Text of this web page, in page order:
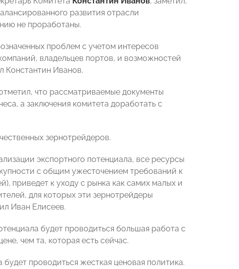
развития отрасли
не проработаны.
проблем с учетом интересов
владельцев портов, и возможностей
Константин Иванов.
что рассматриваемые документы
а заключения комитета доработать с
зернотрейдеров.
экспортного потенциала, все ресурсы
с общим ужесточением требований к
приведет к уходу с рынка как самих малых и
для которых эти зернотрейдеры
Иван Елисеев.
будет проводиться большая работа с
чем та, которая есть сейчас.
проводиться жесткая ценовая политика.